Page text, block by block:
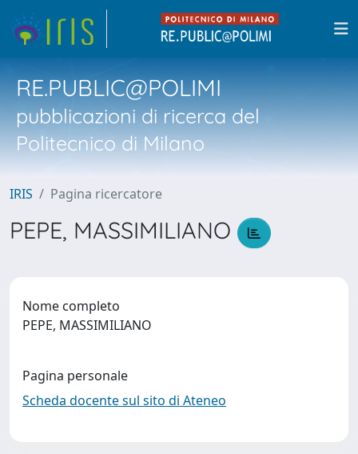
RE.PUBLIC@POLIMI
pubblicazioni di ricerca del
Politecnico di Milano
IRIS Pagina ricercatore
PEPE, MASSIMILIANO
Nome completo
PEPE, MASSIMILIANO
Pagina personale
Scheda docente sul sito di Ateneo